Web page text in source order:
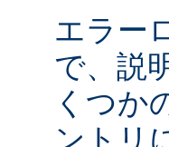
エラー
で、説
くつか
ントリ